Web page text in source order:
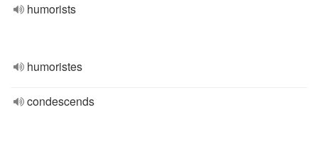
humorists
humoristes
condescends